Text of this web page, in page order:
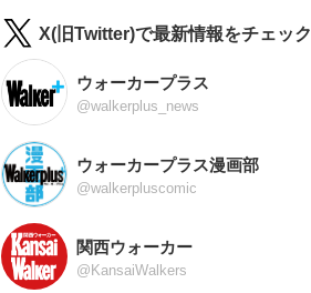
X(旧Twitter)で最新情報をチェック
ウォーカープラス
@walkerplus_news
ウォーカープラス漫画部
@walkerpluscomic
関西ウォーカー
@KansaiWalkers